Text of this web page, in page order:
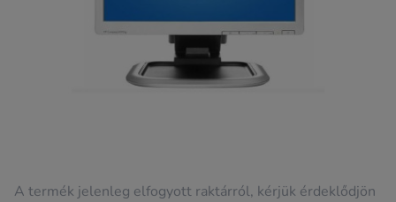
A termék jelenleg elfogyott raktárról, kérjük érdeklődjön